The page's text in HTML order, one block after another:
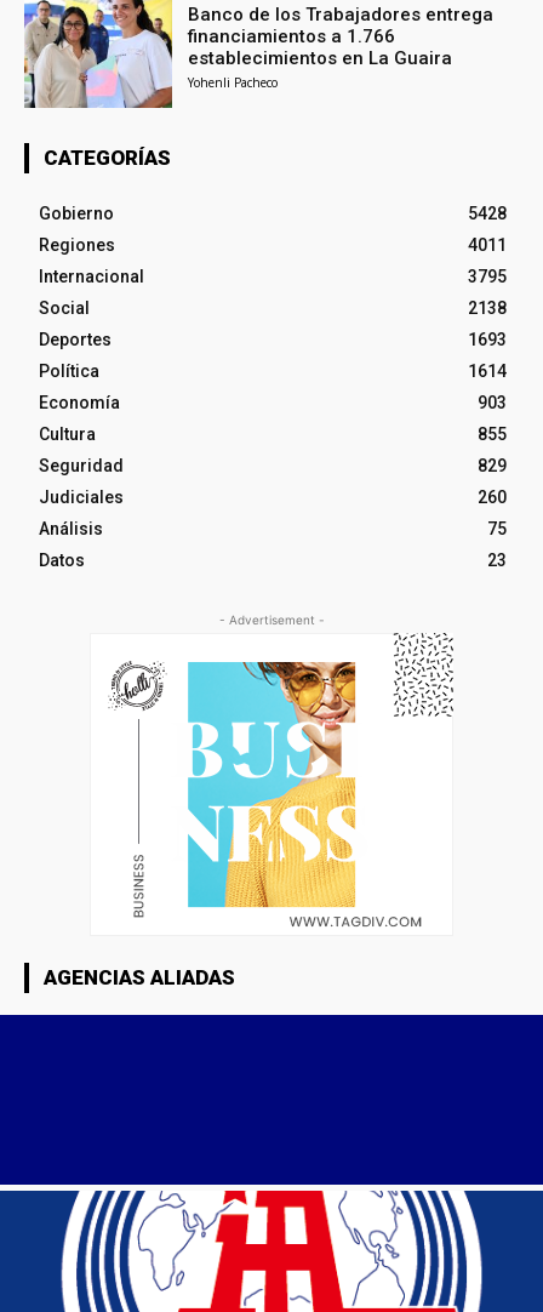
Banco de los Trabajadores entrega
financiamientos a 1.766
establecimientos en La Guaira
Yohenli Pacheco
CATEGORÍAS
Gobierno
5428
Regiones
4011
Internacional
3795
Social
2138
Deportes
1693
Política
1614
Economía
903
Cultura
855
Seguridad
829
Judiciales
260
Análisis
75
Datos
23
- Advertisement -
AGENCIAS ALIADAS